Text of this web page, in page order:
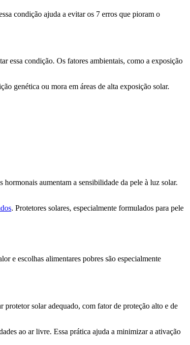
condição ajuda a evitar os 7 erros que pioram o
essa condição. Os fatores ambientais, como a exposição
genética ou mora em áreas de alta exposição solar.
aumentam a sensibilidade da pele à luz solar.
. Protetores solares, especialmente formulados para pele
e escolhas alimentares pobres são especialmente
solar adequado, com fator de proteção alto e de
ao ar livre. Essa prática ajuda a minimizar a ativação